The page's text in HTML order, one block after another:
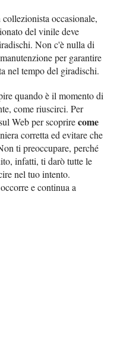
occasionale,
del vinile deve
Non c'è nulla di
per garantire
nel tempo del giradischi.
quando è il momento di
come riuscirci. Per
Web per scoprirecome
corretta ed evitare che
ti preoccupare, perché
infatti, ti darò tutte le
nel tuo intento.
e continua a